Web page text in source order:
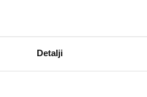
Detalji